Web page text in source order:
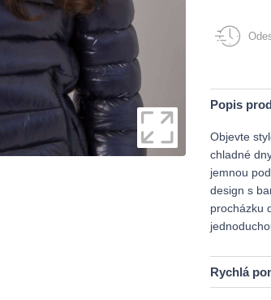
Popis
Objevte
chladné
jemnou
design s
procházku
Rychlá